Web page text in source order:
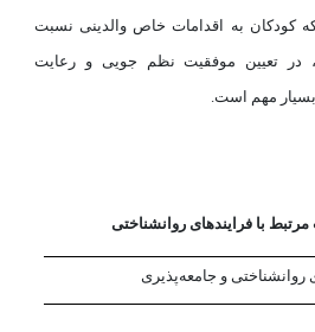
کودکان به اقدامات خاص والدینی نسبت
در تعیین موفقیت نظم جویی و رعایت
بسیار مهم است.
روانشناختی و جامعه‌پذیری